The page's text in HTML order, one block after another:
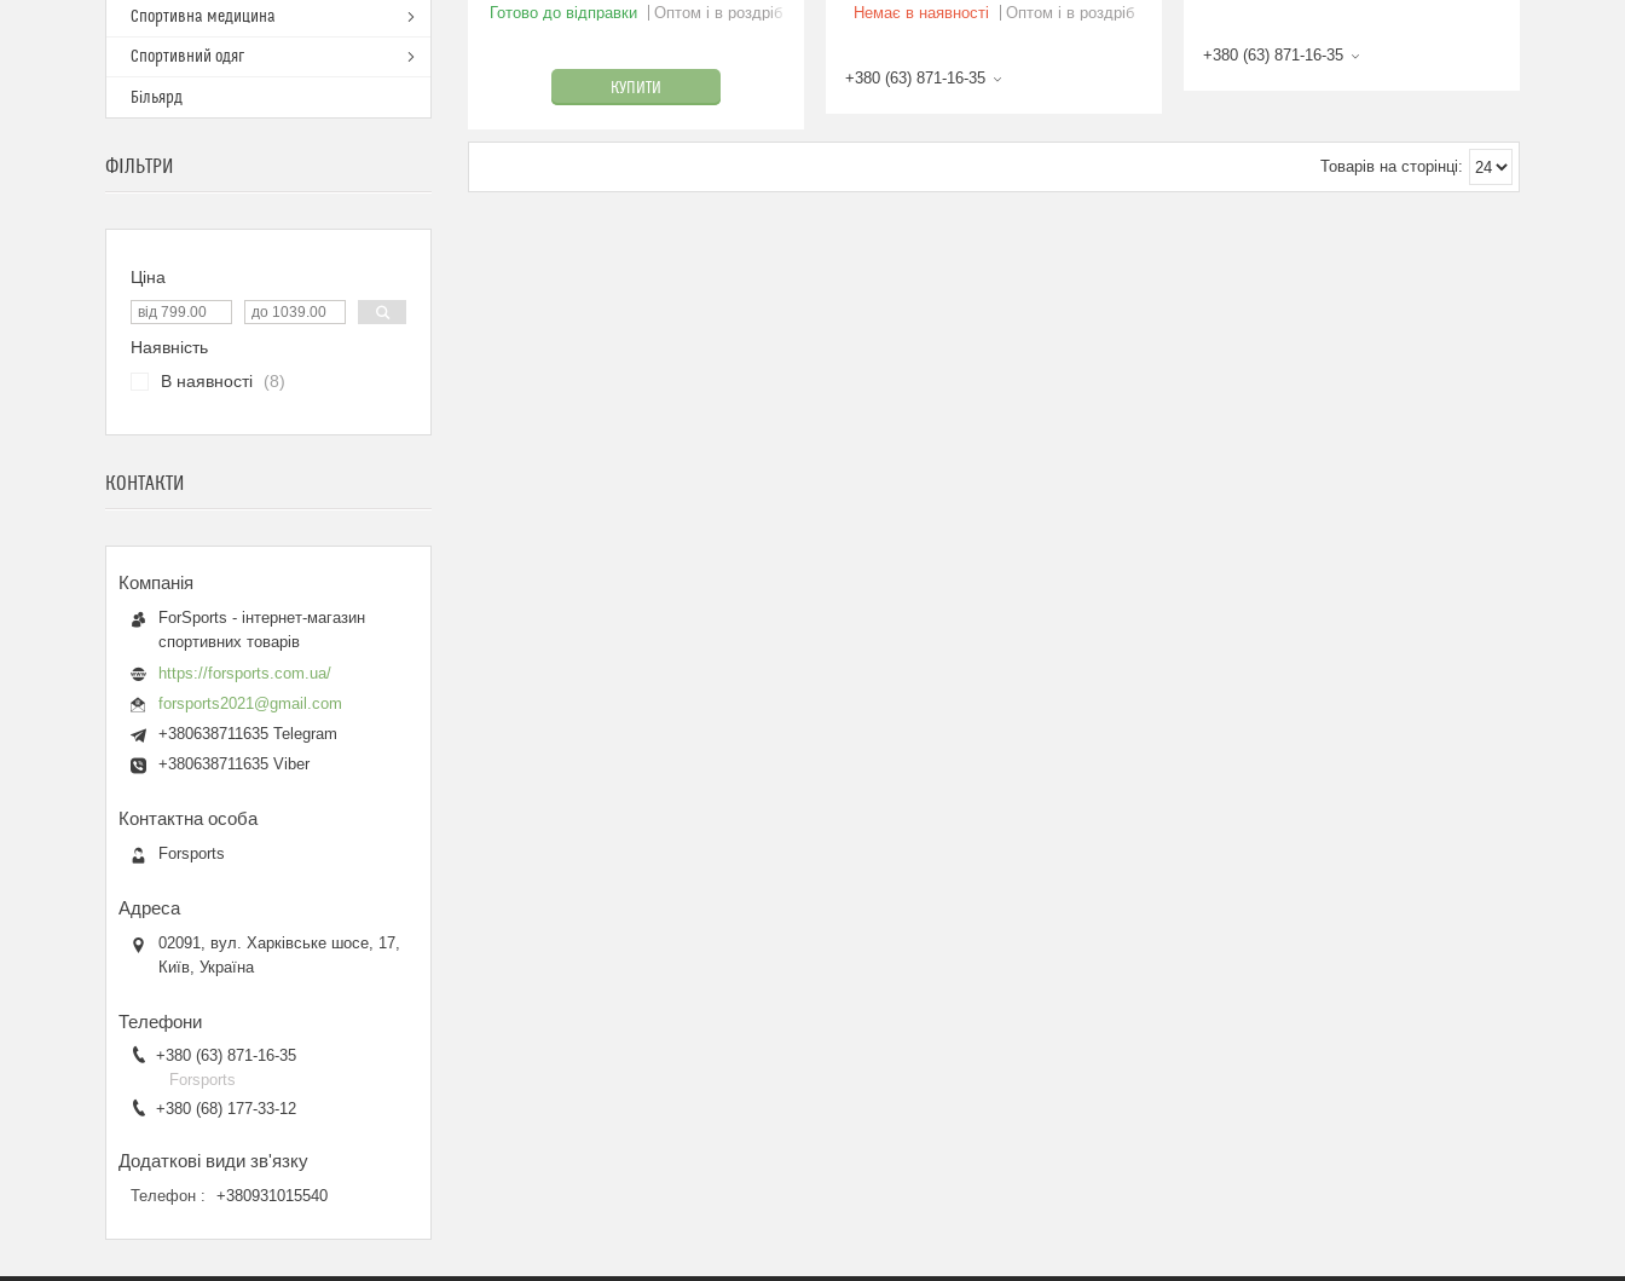
Готово до відправки Оптом і в роздріб
КУПИТИ
Немає в наявності Оптом і в роздріб
+380 (63) 871-16-35
+380 (63) 871-16-35
Спортивна медицина
Спортивний одяг
Більярд
ФІЛЬТРИ
Ціна
Наявність
В наявності
8
КОНТАКТИ
ForSports - інтернет-магазин
спортивних товарів
https://forsports.com.ua/
forsports2021@gmail.com
+380638711635 Telegram
+380638711635 Viber
Forsports
02091, вул. Харківське шосе, 17,
Київ, Україна
+380 (63) 871-16-35
Forsports
+380 (68) 177-33-12
Телефон +380931015540